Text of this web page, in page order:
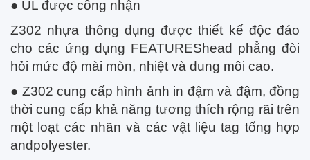
● UL được công nhận
Z302 nhựa thông dụng được thiết kế độc đáo
cho các ứng dụng FEATUREShead phẳng đòi
hỏi mức độ mài mòn, nhiệt và dung môi cao.
● Z302 cung cấp hình ảnh in đậm và đậm, đồng
thời cung cấp khả năng tương thích rộng rãi trên
một loạt các nhãn và các vật liệu tag tổng hợp
andpolyester.